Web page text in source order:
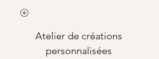
Atelier de créations
personnalisées